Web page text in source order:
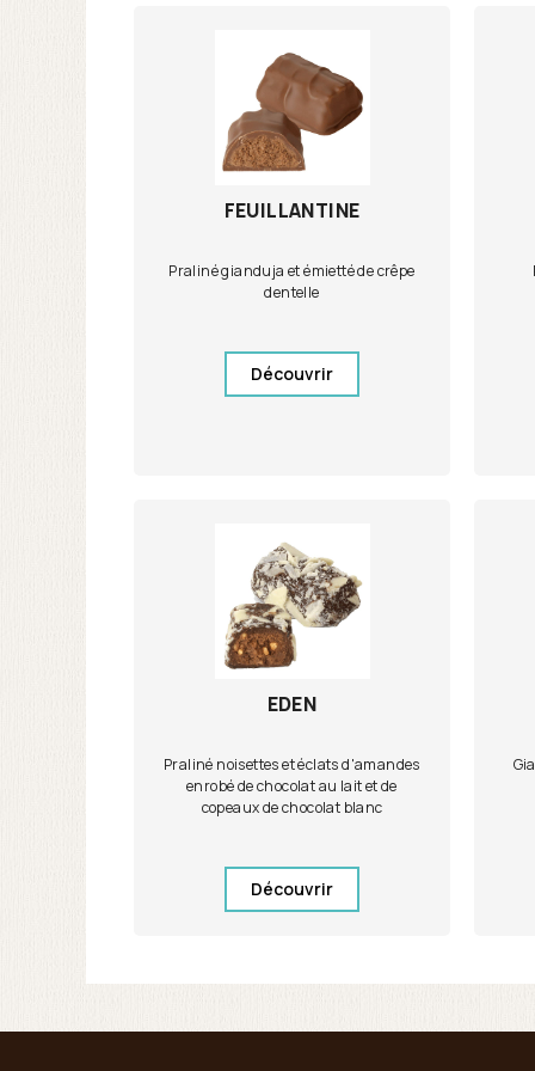
FEUILLANTINE
Praliné gianduja et émietté de crêpe
dentelle
Découvrir
EDEN
Praliné noisettes et éclats d'amandes
enrobé de chocolat au lait et de
copeaux de chocolat blanc
Découvrir